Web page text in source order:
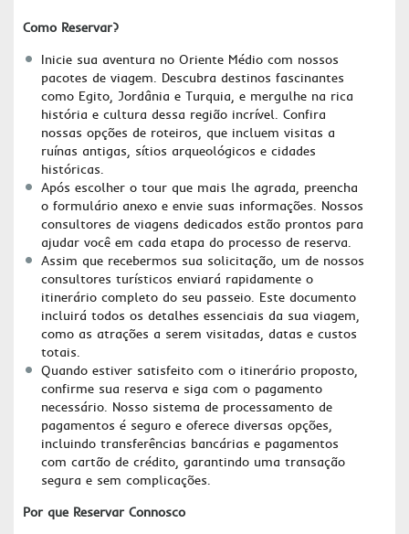
Como Reservar?
Inicie sua aventura no Oriente Médio com nossos
pacotes de viagem. Descubra destinos fascinantes
como Egito, Jordânia e Turquia, e mergulhe na rica
história e cultura dessa região incrível. Confira
nossas opções de roteiros, que incluem visitas a
ruínas antigas, sítios arqueológicos e cidades
históricas.
Após escolher o tour que mais lhe agrada, preencha
o formulário anexo e envie suas informações. Nossos
consultores de viagens dedicados estão prontos para
ajudar você em cada etapa do processo de reserva.
Assim que recebermos sua solicitação, um de nossos
consultores turísticos enviará rapidamente o
itinerário completo do seu passeio. Este documento
incluirá todos os detalhes essenciais da sua viagem,
como as atrações a serem visitadas, datas e custos
totais.
Quando estiver satisfeito com o itinerário proposto,
confirme sua reserva e siga com o pagamento
necessário. Nosso sistema de processamento de
pagamentos é seguro e oferece diversas opções,
incluindo transferências bancárias e pagamentos
com cartão de crédito, garantindo uma transação
segura e sem complicações.
Por que Reservar Connosco